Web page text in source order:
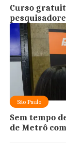
Curso
São Paulo
Sem tempo
de Metrô